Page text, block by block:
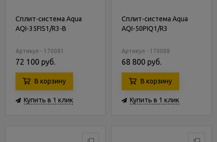
Сплит-система Aqua
AQI-35FIS1/R3-B
Артикул - 170081
72 100 руб.
В корзину
Купить в 1 клик
Сплит-система Aqua
AQI-50PIQ1/R3
Артикул - 170088
68 800 руб.
В корзину
Купить в 1 клик